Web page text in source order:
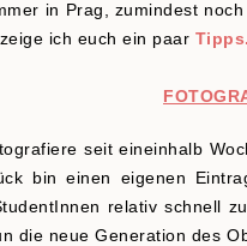
in Prag, zumindest
ich euch ein paar Tipps.
seit eineinhalb
bin einen eigenen
relativ schnell
die neue Generation des